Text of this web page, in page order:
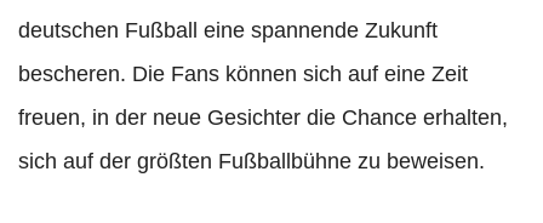
deutschen Fußball eine spannende Zukunft
bescheren. Die Fans können sich auf eine Zeit
freuen, in der neue Gesichter die Chance erhalten,
sich auf der größten Fußballbühne zu beweisen.